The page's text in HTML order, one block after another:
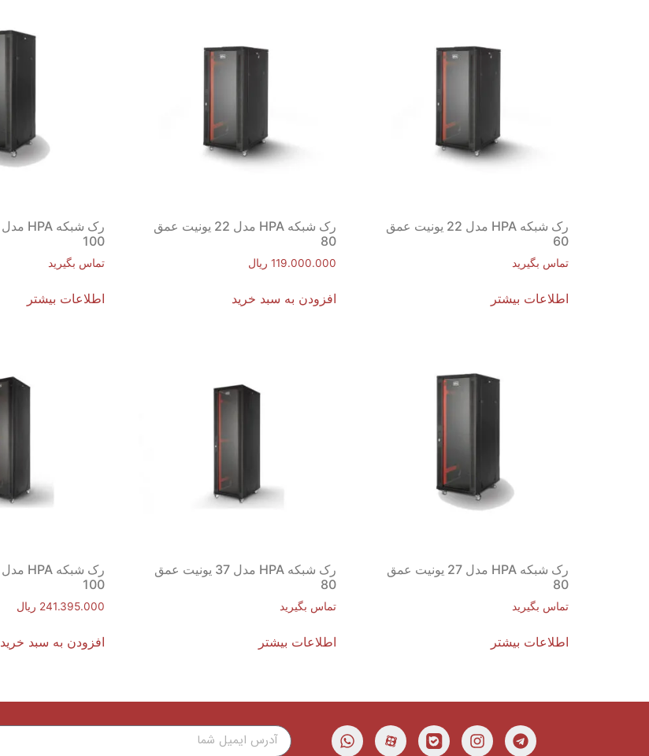
رک شبکه HPA مدل 22 یونیت عمق
60
تماس بگیرید
اطلاعات بیشتر
رک شبکه HPA مدل 22 یونیت عمق
80
119.000.000 ریال
افزودن به سبد خرید
100
تماس بگیرید
اطلاعات بیشتر
رک شبکه HPA مدل 27 یونیت عمق
80
تماس بگیرید
اطلاعات بیشتر
رک شبکه HPA مدل 37 یونیت عمق
80
تماس بگیرید
اطلاعات بیشتر
100
241.395.000 ریال
افزودن به سبد خرید